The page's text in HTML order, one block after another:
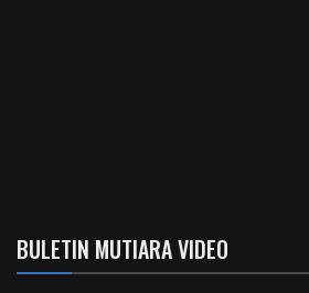
BULETIN MUTIARA VIDEO